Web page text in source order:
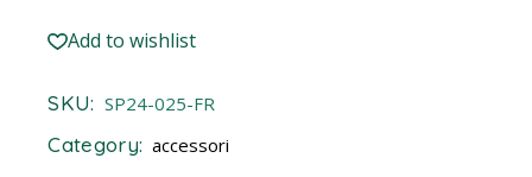
Add to wishlist
SKU: SP24-025-FR
Category: accessori